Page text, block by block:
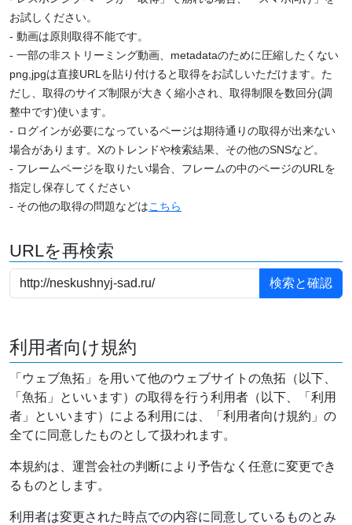
お試しください。
- 動画は原則取得不能です。
- 一部の非ストリーミング動画、metadataのために圧縮したくない
png,jpgは直接URLを貼り付けると取得をお試しいただけます。た
だし、取得のサイズ制限が大きく縮小され、取得制限を数回分(調
整中です)使います。
- ログインが必要になっているページは期待通りの取得が出来ない
場合があります。Xのトレンドや検索結果、その他のSNSなど。
- フレームページを取りたい場合、フレームの中のページのURLを
指定し保存してください
- その他の取得の問題などはこちら
URLを再検索
利用者向け規約
「ウェブ魚拓」を用いて他のウェブサイトの魚拓（以下、
「魚拓」といいます）の取得を行う利用者（以下、「利用
者」といいます）による利用には、「利用者向け規約」の
全てに同意したものとして扱われます。
本規約は、運営会社の判断により予告なく任意に変更でき
るものとします。
利用者は変更された時点での内容に同意しているものとみ